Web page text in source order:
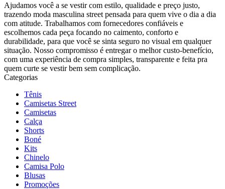
Ajudamos você a se vestir com estilo, qualidade e preço justo,
trazendo moda masculina street pensada para quem vive o dia a dia
com atitude. Trabalhamos com fornecedores confiáveis e
escolhemos cada peça focando no caimento, conforto e
durabilidade, para que você se sinta seguro no visual em qualquer
situação. Nosso compromisso é entregar o melhor custo-benefício,
com uma experiência de compra simples, transparente e feita pra
quem curte se vestir bem sem complicação.
Categorias
Tênis
Camisetas Street
Camisetas
Calça
Shorts
Boné
Kits
Chinelo
Camisa Polo
Blusas
Promoções